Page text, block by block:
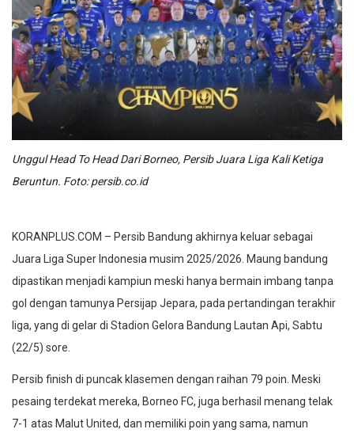
Unggul Head To Head Dari Borneo, Persib Juara Liga Kali Ketiga
Beruntun. Foto: persib.co.id
KORANPLUS.COM – Persib Bandung akhirnya keluar sebagai
Juara Liga Super Indonesia musim 2025/2026. Maung bandung
dipastikan menjadi kampiun meski hanya bermain imbang tanpa
gol dengan tamunya Persijap Jepara, pada pertandingan terakhir
liga, yang di gelar di Stadion Gelora Bandung Lautan Api, Sabtu
(22/5) sore.
Persib finish di puncak klasemen dengan raihan 79 poin. Meski
pesaing terdekat mereka, Borneo FC, juga berhasil menang telak
7-1 atas Malut United, dan memiliki poin yang sama, namun